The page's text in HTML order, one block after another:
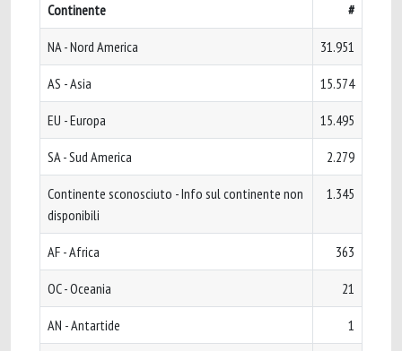
Continente #
NA - Nord America 31.951
AS - Asia 15.574
EU - Europa 15.495
SA - Sud America 2.279
Continente sconosciuto - Info sul continente non
disponibili
1.345
AF - Africa 363
OC - Oceania 21
AN - Antartide 1